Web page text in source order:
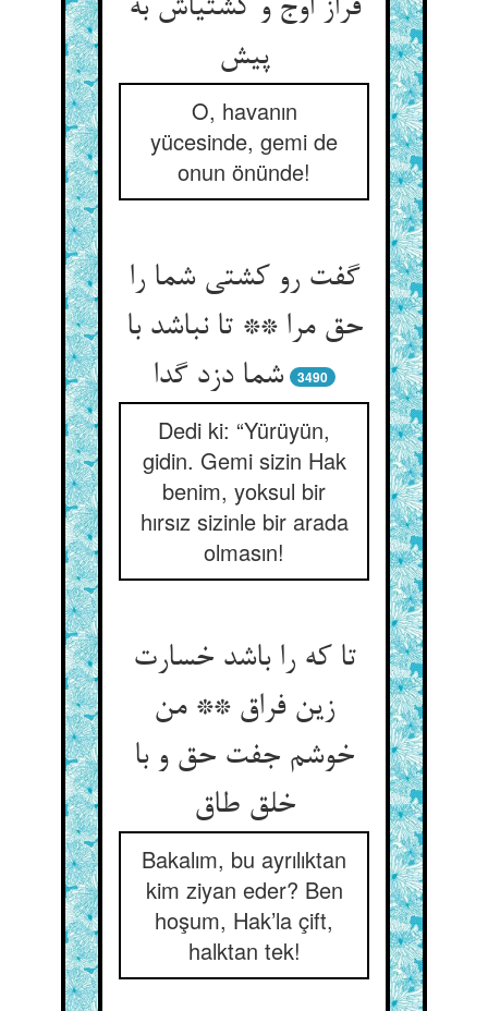
فراز اوج و کشتی‏اش به
پیش‏
O, havanın
yücesinde, gemi de
onun önünde!
گفت رو کشتی شما را
حق مرا ** تا نباشد با
شما دزد گدا
3490
Dedi ki: “Yürüyün,
gidin. Gemi sizin Hak
benim, yoksul bir
hırsız sizinle bir arada
olmasın!
تا که را باشد خسارت
زین فراق ** من
خوشم جفت حق و با
خلق طاق‏
Bakalım, bu ayrılıktan
kim ziyan eder? Ben
hoşum, Hak’la çift,
halktan tek!